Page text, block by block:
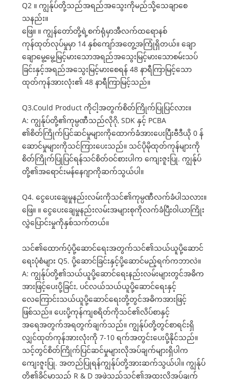
Q2 ။ ကျွန်ုပ်တို့သည်အရည်အသွေးကိုမည်သို့သေချာစေ
သနည်း။
ဖြေ။ ။ ကျွန်တော်တို့ရဲ့စက်ရုံမှာအီလက်ထရောနစ်
ကုန်ထုတ်လုပ်မှုမှာ 14 နှစ်ကျော်အတွေ့အကြုံရှိတယ်။ ချော
ချောမွေ့မွေ့မြင့်မားသောအရည်အသွေးမြင့်မားသောစမ်းသပ်
ခြင်းနှင့်အရည်အသွေးမြင့်မားစေရန် 48 နာရီကြာမြင့်သော
ထုတ်ကုန်အားလုံး၏ 48 နာရီကြာမြင့်သည်။
Q3.Could Product ကိုငါ့အတွက်စိတ်ကြိုက်ပြုပြင်လား။
A: ကျွန်ုပ်တို့၏ကုမ္ပဏီသည်လိုဂို, SDK နှင့် PCBA
၏စိတ်ကြိုက်ပြင်ဆင်မှုများကိုထောက်ခံအားပေးပြီးဗီဒီယို 0 န်
ဆောင်မှုများကိုသင်ကြားပေးသည်။ သင်ပိုမိုထုတ်ကုန်များကို
စိတ်ကြိုက်ပြုပြင်ရန်သင်စိတ်ဝင်စားပါက ကျေးဇူးပြု. ကျွန်ုပ်
တို့၏အရောင်းမန်နေဂျာကိုဆက်သွယ်ပါ။
Q4. ငွေပေးချေမှုနည်းလမ်းကိုသင်၏ကုမ္ပဏီလက်ခံပါသလား။
ဖြေ။ ။ ငွေပေးချေမှုနည်းလမ်းအများစုကိုလက်ခံပြီးဝါယာကြိုး
လွှဲပြောင်းမှုကိုနှစ်သက်တယ်။
သင်၏ထောက်ပံ့ပို့ဆောင်ရေးအတွက်သင်၏သယ်ယူပို့ဆောင်
ရေးပုံစံများ Q5. ပို့ဆောင်ခြင်းနှင့်ပို့ဆောင်မည့်ရက်ကဘာလဲ။
A: ကျွန်ုပ်တို့၏သယ်ယူပို့ဆောင်ရေးနည်းလမ်းများတွင်အဓိက
အားဖြင့်ပေးပို့ခြင်း, ပင်လယ်သယ်ယူပို့ဆောင်ရေးနှင့်
လေကြောင်းသယ်ယူပို့ဆောင်ရေးတို့တွင်အဓိကအားဖြင့်
ဖြစ်သည်။ ပေးပို့ကုန်ကျစရိတ်ကိုသင်၏လိပ်စာနှင့်
အရေအတွက်အရတွက်ချက်သည်။ ကျွန်ုပ်တို့တွင်စာရင်းရှိ
လျှင်ထုတ်ကုန်အားလုံးကို 7-10 ရက်အတွင်းပေးပို့နိုင်သည်။
သင့်တွင်စိတ်ကြိုက်ပြင်ဆင်မှုများလိုအပ်ချက်များရှိပါက
ကျေးဇူးပြု. အတည်ပြုရန်ကျွန်ုပ်တို့အားဆက်သွယ်ပါ။ ကျွန်ုပ်
တို့၏ခိုင်မာသည့် R & D အဖွဲ့သည်သင်၏အထူးလိုအပ်ချက်